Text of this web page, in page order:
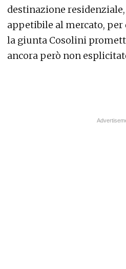
destinazione
appetibile al mercato, per
la giunta Cosolini
ancora però non